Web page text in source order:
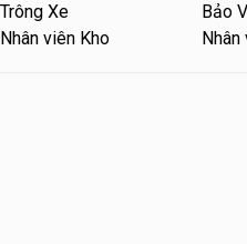
phục
Trông Xe
Bảo
Nhân viên Kho